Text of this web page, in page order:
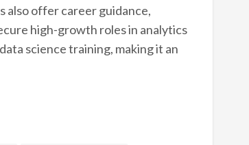
also offer career guidance,
high-growth roles in analytics
science training, making it an